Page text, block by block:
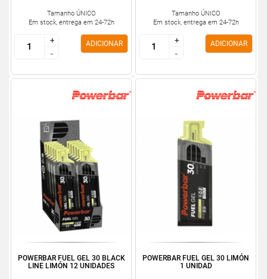
Tamanho ÚNICO
Em stock, entrega em 24-72h
+
-
+
-
ADICIONAR
Tamanho ÚNICO
Em stock, entrega em 24-72h
+
-
+
-
ADICIONAR
POWERBAR FUEL GEL 30 BLACK
LINE LIMÓN 12 UNIDADES
POWERBAR FUEL GEL 30 LIMÓN
1 UNIDAD